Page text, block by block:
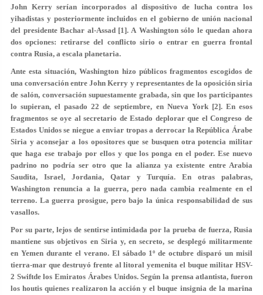
John Kerry serían incorporados al dispositivo de lucha contra los
yihadistas y posteriormente incluidos en el gobierno de unión nacional
del presidente Bachar al-Assad [1]. A Washington sólo le quedan ahora
dos opciones: retirarse del conflicto sirio o entrar en guerra frontal
contra Rusia, a escala planetaria.
Ante esta situación, Washington hizo públicos fragmentos escogidos de
una conversación entre John Kerry y representantes de la oposición siria
de salón, conversación supuestamente grabada, sin que los participantes
lo supieran, el pasado 22 de septiembre, en Nueva York [2]. En esos
fragmentos se oye al secretario de Estado deplorar que el Congreso de
Estados Unidos se niegue a enviar tropas a derrocar la República Árabe
Siria y aconsejar a los opositores que se busquen otra potencia militar
que haga ese trabajo por ellos y que los ponga en el poder. Ese nuevo
padrino no podría ser otro que la alianza ya existente entre Arabia
Saudita, Israel, Jordania, Qatar y Turquía. En otras palabras,
Washington renuncia a la guerra, pero nada cambia realmente en el
terreno. La guerra prosigue, pero bajo la única responsabilidad de sus
vasallos.
Por su parte, lejos de sentirse intimidada por la prueba de fuerza, Rusia
mantiene sus objetivos en Siria y, en secreto, se desplegó militarmente
en Yemen durante el verano. El sábado 1º de octubre disparó un misil
tierra-mar que destruyó frente al litoral yemenita el buque militar HSV-
2 Swiftde los Emiratos Árabes Unidos. Según la prensa atlantista, fueron
los houtis quienes realizaron la acción y el buque insignia de la marina